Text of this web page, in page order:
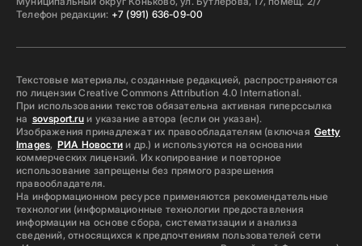
Телефон редакции: +7 (991) 636-09-00
Текстовые материалы, созданные редакцией, распространяются
по лицензии Creative Commons Attribution 4.0 International.
При использовании текстов обязательна активная гиперссылка
на sovsport.ruи указание автора (если он указан).
Изображения принадлежат их правообладателям (включая Getty
Images, РИА Новостии др.) и используются на основании
коммерческих лицензий. Их копирование и повторное
использование запрещены без прямого разрешения
правообладателя.
На информационном ресурсе применяются рекомендательные
технологии (информационные технологии предоставления
информации на основе сбора, систематизации и анализа
сведений, относящихся к предпочтениям пользователей сети